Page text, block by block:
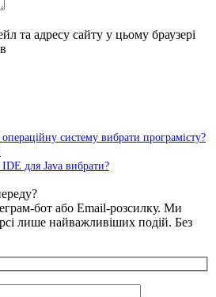
та адресу сайту у цьому браузері
систему вибрати програмісту?
для Java вибрати?
бот або Email-розсилку. Ми
лише найважливіших подій. Без